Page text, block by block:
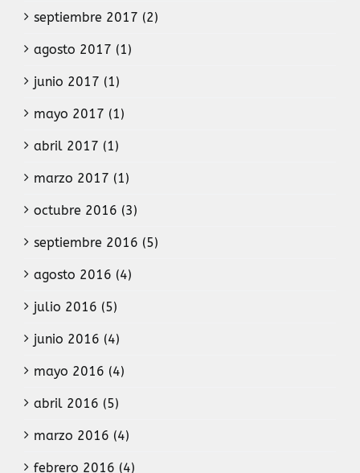
septiembre 2017 (2)
agosto 2017 (1)
junio 2017 (1)
mayo 2017 (1)
abril 2017 (1)
marzo 2017 (1)
octubre 2016 (3)
septiembre 2016 (5)
agosto 2016 (4)
julio 2016 (5)
junio 2016 (4)
mayo 2016 (4)
abril 2016 (5)
marzo 2016 (4)
febrero 2016 (4)